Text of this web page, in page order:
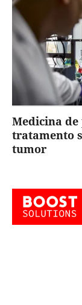
Medicina
tratamento
tumor